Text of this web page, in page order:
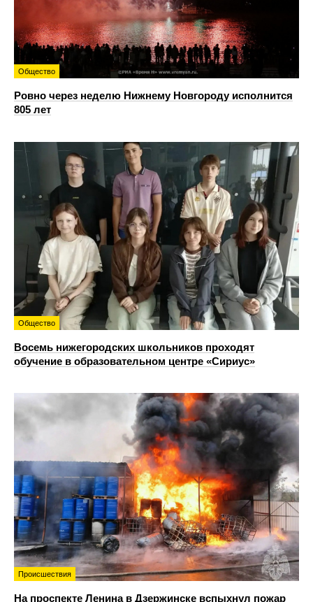
Общество
Ровно через неделю Нижнему Новгороду исполнится
805 лет
Общество
Восемь нижегородских школьников проходят
обучение в образовательном центре «Сириус»
Происшествия
На проспекте Ленина в Дзержинске вспыхнул пожар